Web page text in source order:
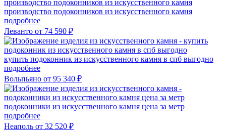
производство подоконников из искусственного камня
подробнее
Леванто от 74 590 ₽
купить подоконник из искусственного камня в спб выгодно
подробнее
Вольпьяно от 95 340 ₽
подоконники из искусственного камня цена за метр
подробнее
Неаполь от 32 520 ₽